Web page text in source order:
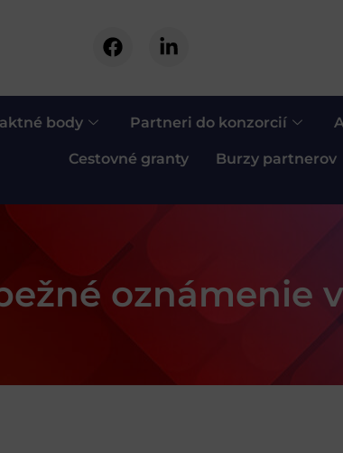
body Partneri do konzorcií
Cestovné granty Burzy partnerov
oznámenie